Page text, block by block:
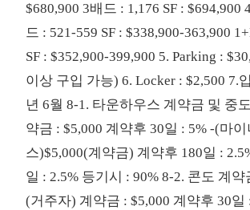
$680,900 3배드 : 1,176 SF : $694,900
드 : 521-559 SF : $338,900-363,900
SF : $352,900-399,900 5. Parking :
이상 구입 가능) 6. Locker : $2,500 7.
년 6월 8-1. 타운하우스 계약금 및 중
약금 : $5,000 계약후 30일 : 5% -(마이
스)$5,000(계약금) 계약후 180일 :
일 : 2.5% 등기시 : 90% 8-2. 콘도 계
(거주자) 계약금 : $5,000 계약후 30일